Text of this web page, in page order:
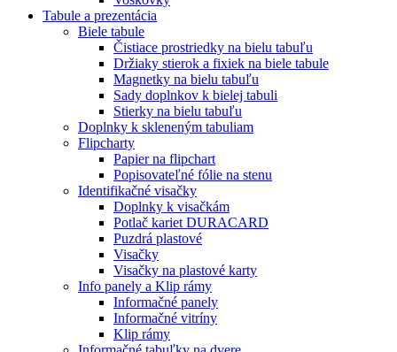
Tabule a prezentácia
Biele tabule
Čistiace prostriedky na bielu tabuľu
Držiaky stierok a fixiek na biele tabule
Magnetky na bielu tabuľu
Sady doplnkov k bielej tabuli
Stierky na bielu tabuľu
Doplnky k skleneným tabuliam
Flipcharty
Papier na flipchart
Popisovateľné fólie na stenu
Identifikačné visačky
Doplnky k visačkám
Potlač kariet DURACARD
Puzdrá plastové
Visačky
Visačky na plastové karty
Info panely a Klip rámy
Informačné panely
Informačné vitríny
Klip rámy